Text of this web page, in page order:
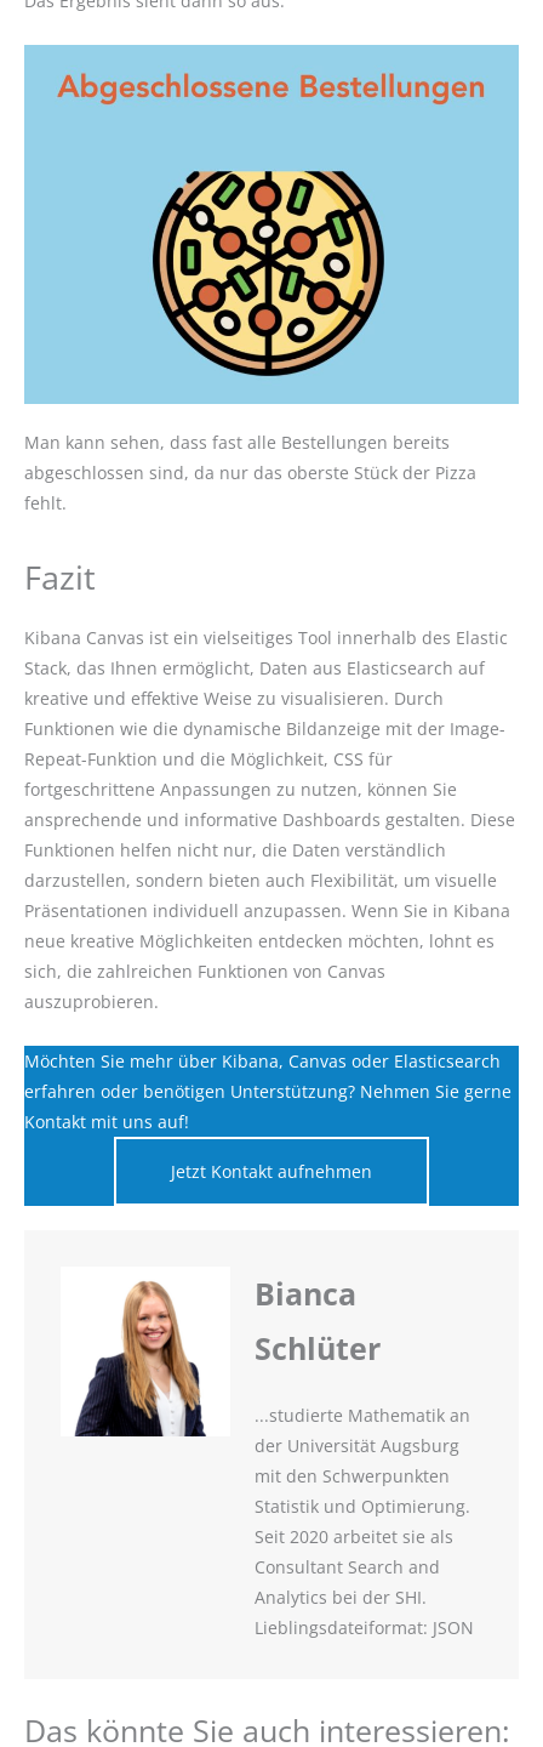
Man kann sehen, dass fast alle Bestellungen bereits
abgeschlossen sind, da nur das oberste Stück der Pizza
fehlt.
Fazit
Kibana Canvas ist ein vielseitiges Tool innerhalb des Elastic
Stack, das Ihnen ermöglicht, Daten aus Elasticsearch auf
kreative und effektive Weise zu visualisieren. Durch
Funktionen wie die dynamische Bildanzeige mit der Image-
Repeat-Funktion und die Möglichkeit, CSS für
fortgeschrittene Anpassungen zu nutzen, können Sie
ansprechende und informative Dashboards gestalten. Diese
Funktionen helfen nicht nur, die Daten verständlich
darzustellen, sondern bieten auch Flexibilität, um visuelle
Präsentationen individuell anzupassen. Wenn Sie in Kibana
neue kreative Möglichkeiten entdecken möchten, lohnt es
sich, die zahlreichen Funktionen von Canvas
auszuprobieren.
Möchten Sie mehr über Kibana, Canvas oder Elasticsearch
erfahren oder benötigen Unterstützung? Nehmen Sie gerne
Kontakt mit uns auf!
Jetzt Kontakt aufnehmen
Bianca
Schlüter
...studierte Mathematik an
der Universität Augsburg
mit den Schwerpunkten
Statistik und Optimierung.
Seit 2020 arbeitet sie als
Consultant Search and
Analytics bei der SHI.
Lieblingsdateiformat: JSON
Das könnte Sie auch interessieren: